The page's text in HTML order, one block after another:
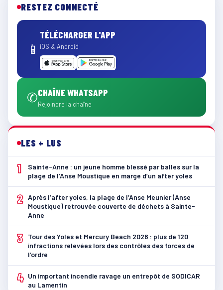
RESTEZ CONNECTÉ
📱
TÉLÉCHARGER L'APP
iOS & Android
✆CHAÎNE WHATSAPP
Rejoindre la chaîne
LES + LUS
1
Sainte-Anne : un jeune homme blessé par balles sur la
plage de l’Anse Moustique en marge d’un after yoles
2 Après l’after yoles, la plage de l’Anse Meunier (Anse
Moustique) retrouvée couverte de déchets à Sainte-
Anne
3
Tour des Yoles et Mercury Beach 2026 : plus de 120
infractions relevées lors des contrôles des forces de
l’ordre
4 Un important incendie ravage un entrepôt de SODICAR
au Lamentin